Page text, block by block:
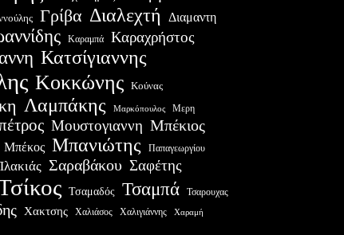
Γρίβα Διαλεχτή Διαμαντη
Καραμπά Καραχρήστος
Κατσίγιαννης
Κοκκώνης Κούνας
Λαμπάκης Μαρκόπουλος Μερη
Μουστογιαννη Μπέκιος
Μπέκος Μπανιώτης Παπαγεωργίου
Σαραβάκου Σαφέτης
Τσαμαδός Τσαμπά Τσαρουχας
Χακτσης Χαλιάσος Χαλιγιάννης Χαραμή